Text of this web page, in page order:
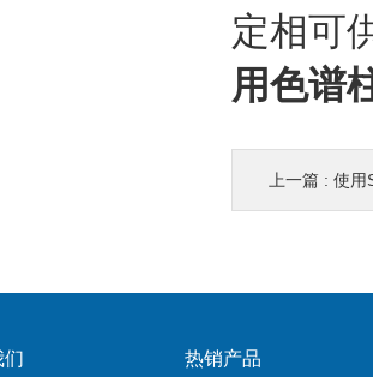
定相可
用色谱
上一篇 : 使用
们 热销产品